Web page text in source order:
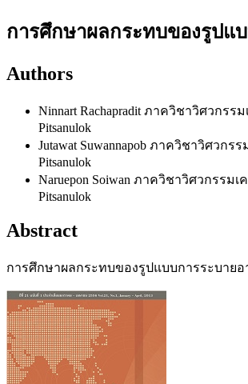
การศึกษาผลกระทบของรูปแ
Authors
Ninnart Rachapradit ภาควิชาวิศวกรรมเ
Pitsanulok
Jutawat Suwannapob ภาควิชาวิศวกรรม
Pitsanulok
Naruepon Soiwan ภาควิชาวิศวกรรมเค
Pitsanulok
Abstract
การศึกษาผลกระทบของรูปแบบการระบา